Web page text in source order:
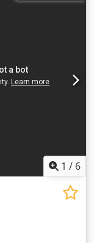
für 10
Lichtschranke
1 / 6